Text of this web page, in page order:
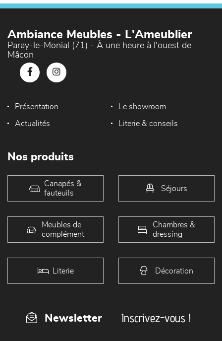
Ambiance Meubles - L'Ameublier
Paray-le-Monial (71) - À une heure à l'ouest de
Mâcon
Présentation Le showroom
Actualités Literie & conseils
Nos produits
Canapés &
fauteuils
Séjours
Meubles de
complément
Chambres &
dressing
Literie Décoration
Newsletter Inscrivez-vous !